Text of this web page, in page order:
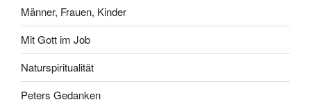
Männer, Frauen, Kinder
Mit Gott im Job
Naturspiritualität
Peters Gedanken